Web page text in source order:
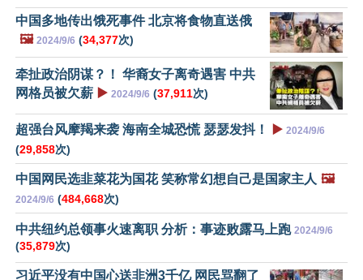
中国多地传出饿死事件 北京将食物直送俄
🖼️ 2024/9/6 (34,377次)
牵扯政治阴谋？！ 华裔女子离奇遇害 中共
网格员被欠薪 ▶️ 2024/9/6 (37,911次)
超强台风摩羯来袭 海南全城恐慌 瑟瑟发抖！ ▶️ 2024/9/6
(29,858次)
中国网民选韭菜花为国花 笑称常幻想自己是国家主人 🖼️
2024/9/6 (484,668次)
中共纽约总领事火速离职 分析：事迹败露马上跑 2024/9/6
(35,879次)
习近平没有中国心送非洲3千亿 网民骂翻了